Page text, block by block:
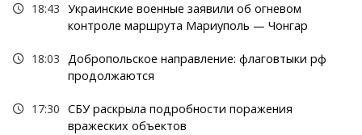
18:43 Украинские военные заявили об огневом
контроле маршрута Мариуполь — Чонгар
18:03 Добропольское направление: флаговтыки рф
продолжаются
17:30 СБУ раскрыла подробности поражения
вражеских объектов